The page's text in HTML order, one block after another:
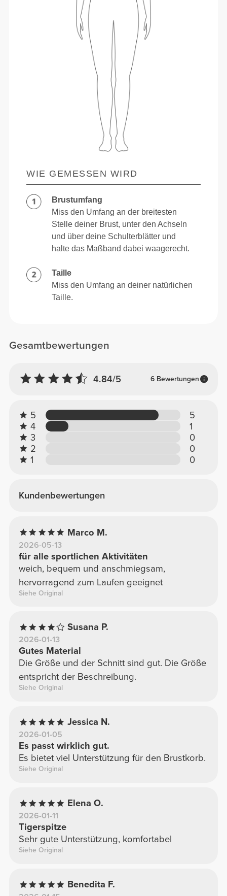
Gesamtbewertungen
4.84/5 6 Bewertungen
5
5
4
1
3
0
2
0
1
0
Kundenbewertungen
Marco M.
2026-05-13
für alle sportlichen Aktivitäten
weich, bequem und anschmiegsam,
hervorragend zum Laufen geeignet
Siehe Original
Susana P.
2026-01-13
Gutes Material
Die Größe und der Schnitt sind gut. Die Größe
entspricht der Beschreibung.
Siehe Original
Jessica N.
2026-01-05
Es passt wirklich gut.
Es bietet viel Unterstützung für den Brustkorb.
Siehe Original
Elena O.
2026-01-11
Tigerspitze
Sehr gute Unterstützung, komfortabel
Siehe Original
Benedita F.
WIE GEMESSEN WIRD
Brustumfang
Miss den Umfang an der breitesten
Stelle deiner Brust, unter den Achseln
und über deine Schulterblätter und
halte das Maßband dabei waagerecht.
Taille
Miss den Umfang an deiner natürlichen
Taille.